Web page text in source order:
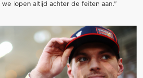
we lopen altijd achter de feiten aan."